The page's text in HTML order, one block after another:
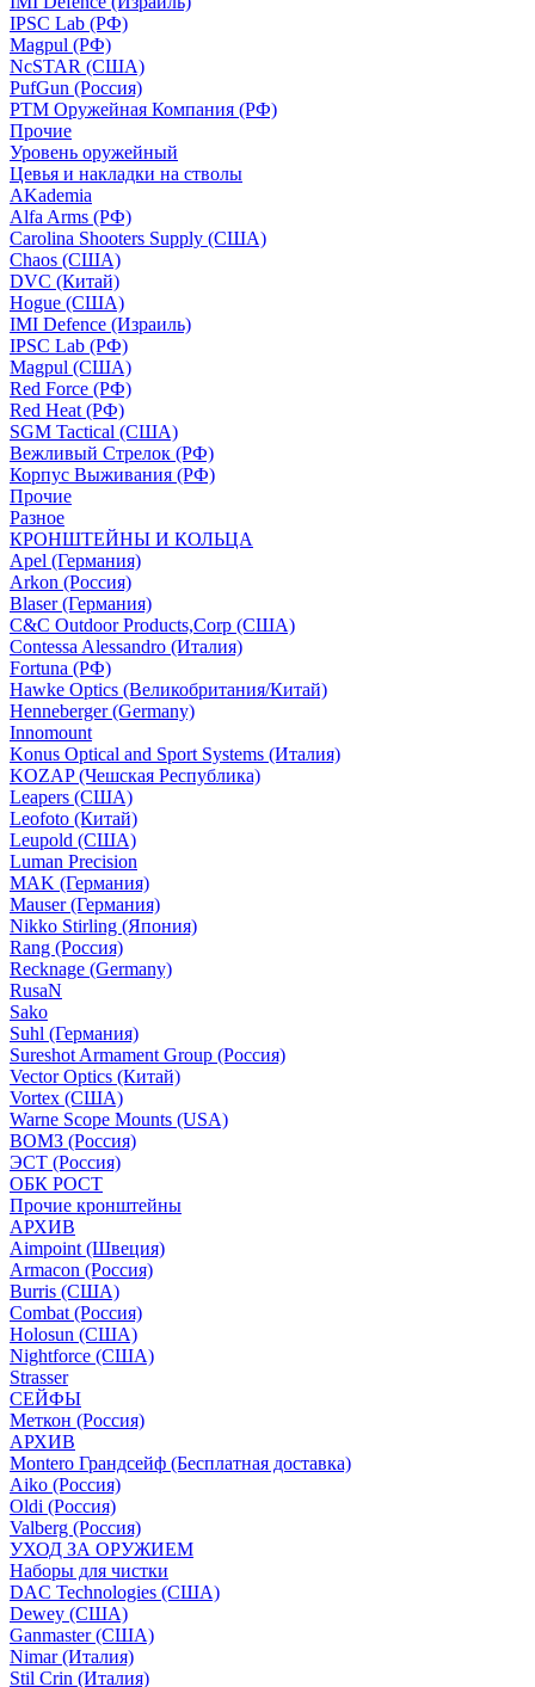
IPSC Lab (РФ)
Magpul (РФ)
NcSTAR (США)
PufGun (Россия)
РТМ Оружейная Компания (РФ)
Прочие
Уровень оружейный
Цевья и накладки на стволы
AKademia
Alfa Arms (РФ)
Carolina Shooters Supply (США)
Chaos (США)
DVC (Китай)
Hogue (США)
IMI Defence (Израиль)
IPSC Lab (РФ)
Magpul (США)
Red Force (РФ)
Red Heat (РФ)
SGM Tactical (США)
Вежливый Стрелок (РФ)
Корпус Выживания (РФ)
Прочие
Разное
КРОНШТЕЙНЫ И КОЛЬЦА
Apel (Германия)
Arkon (Россия)
Blaser (Германия)
C&C Outdoor Products,Corp (США)
Contessa Alessandro (Италия)
Fortuna (РФ)
Hawke Optics (Великобритания/Китай)
Henneberger (Germany)
Innomount
Konus Optical and Sport Systems (Италия)
KOZAP (Чешская Республика)
Leapers (США)
Leofoto (Китай)
Leupold (США)
Luman Precision
MAK (Германия)
Mauser (Германия)
Nikko Stirling (Япония)
Rang (Россия)
Recknage (Germany)
RusaN
Sako
Suhl (Германия)
Sureshot Armament Group (Россия)
Vector Optics (Китай)
Vortex (США)
Warne Scope Mounts (USA)
ВОМЗ (Россия)
ЭСТ (Россия)
ОБК РОСТ
Прочие кронштейны
АРХИВ
Aimpoint (Швеция)
Armacon (Россия)
Burris (США)
Combat (Россия)
Holosun (США)
Nightforce (США)
Strasser
СЕЙФЫ
Меткон (Россия)
АРХИВ
Montero Грандсейф (Бесплатная доставка)
Aiko (Россия)
Oldi (Россия)
Valberg (Россия)
УХОД ЗА ОРУЖИЕМ
Наборы для чистки
DAC Technologies (США)
Dewey (США)
Ganmaster (США)
Nimar (Италия)
Stil Crin (Италия)